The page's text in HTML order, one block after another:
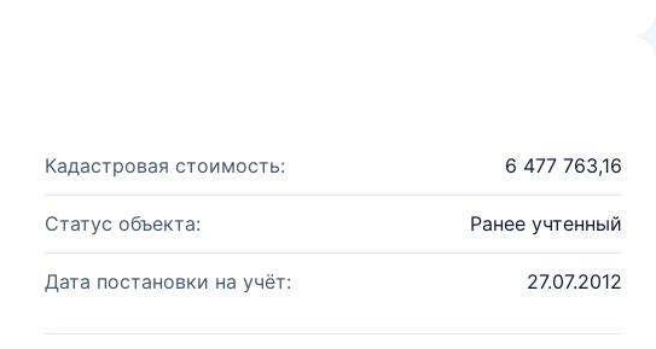
Кадастровая стоимость: 6 477 763,16
Статус объекта: Ранее учтенный
Дата постановки на учёт: 27.07.2012